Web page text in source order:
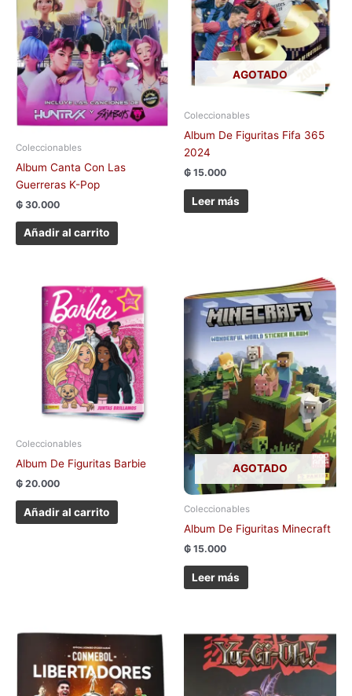
Coleccionables
Album Canta Con Las
Guerreras K-Pop
₲ 30.000
Añadir al carrito
AGOTADO
Coleccionables
Album De Figuritas Fifa 365
2024
₲ 15.000
Leer más
Coleccionables
Album De Figuritas Barbie
₲ 20.000
Añadir al carrito
AGOTADO
Coleccionables
Album De Figuritas Minecraft
₲ 15.000
Leer más